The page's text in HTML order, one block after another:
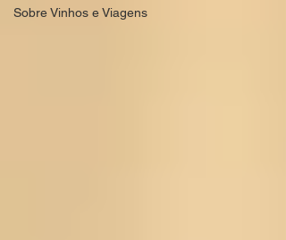
Sobre Vinhos e Viagens